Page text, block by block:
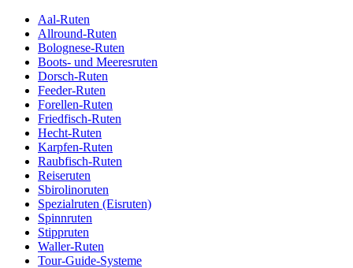
Aal-Ruten
Allround-Ruten
Bolognese-Ruten
Boots- und Meeresruten
Dorsch-Ruten
Feeder-Ruten
Forellen-Ruten
Friedfisch-Ruten
Hecht-Ruten
Karpfen-Ruten
Raubfisch-Ruten
Reiseruten
Sbirolinoruten
Spezialruten (Eisruten)
Spinnruten
Stippruten
Waller-Ruten
Tour-Guide-Systeme